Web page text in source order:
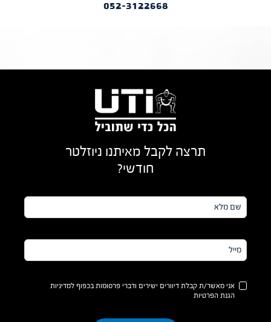
052-3122668
תרצה לקבל מאיתנו ניוזלטר
חודשי?
שם
מלא*
מייל*
אני מאשר/ת קבלת דיוורים ישירים ודברי פרסומות בכפוף למדיניות
הגנת הפרטיות